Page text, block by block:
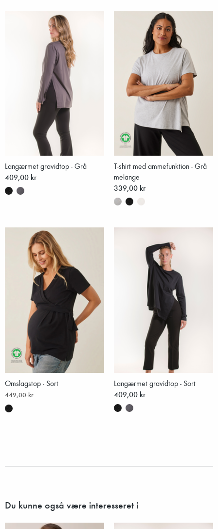
Langærmet gravidtop - Grå
409,00 kr
T-shirt med ammefunktion - Grå
melange
339,00 kr
Omslagstop - Sort
449,00 kr
Langærmet gravidtop - Sort
409,00 kr
Du kunne også være interesseret i